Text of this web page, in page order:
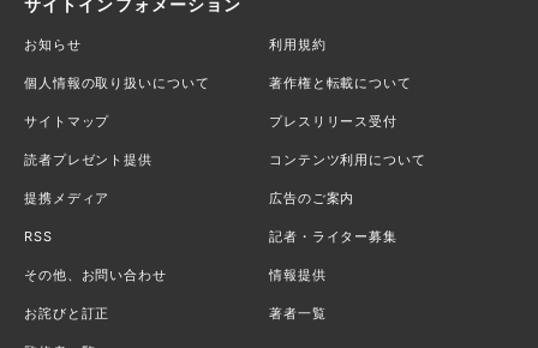
サイトインフォメーション
お知らせ 利用規約
個人情報の取り扱いについて 著作権と転載について
サイトマップ プレスリリース受付
読者プレゼント提供 コンテンツ利用について
提携メディア 広告のご案内
RSS 記者・ライター募集
その他、お問い合わせ 情報提供
お詫びと訂正 著者一覧